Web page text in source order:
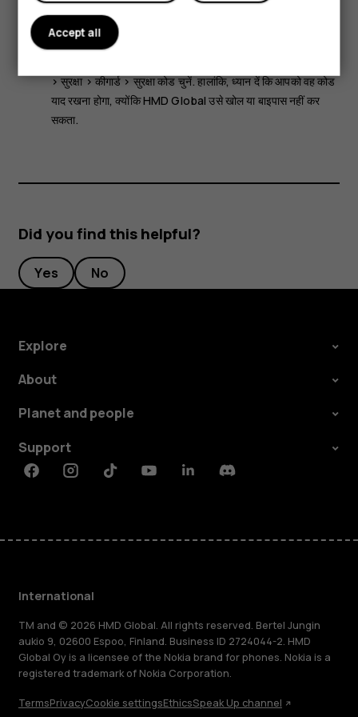
डेटा केबल अलग से बेचे जा सकते हैं.
ध्यान दें:
अपनी गोपनीयता और व्यक्तिगत डेटा की सुरक्षा करने के लिए आप
>सुरक्षा> कीगार्ड > सुरक्षा कोड चुनें. हालांकि, ध्यान दें कि आपको वह कोड
याद रखना होगा, क्योंकि HMD Global उसे खोल या बाइपास नहीं कर
सकता.
Did you find this helpful?
Yes No
Explore
About
Planet and people
Support
FacebookInstagramTiktokYoutubeLinkedinDiscord
International
TM and © 2026 HMD Global. All rights reserved. Bertel Jungin
aukio 9, 02600 Espoo, Finland. Business ID 2724044-2. HMD
Global Oy is a licensee of the Nokia brand for phones. Nokia is a
registered trademark of Nokia Corporation.
TermsPrivacyCookie settingsEthicsSpeak Up channel
Accept all